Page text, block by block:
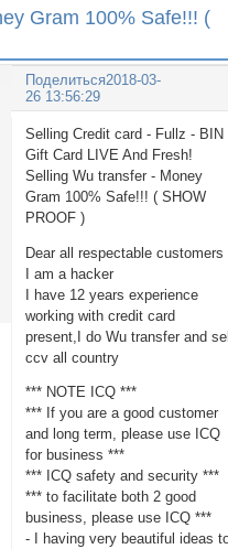
Gram 100% Safe!!! (
Поделиться2018-03-
26 13:56:29
Selling Credit card - Fullz - BIN
Gift Card LIVE And Fresh!
Selling Wu transfer - Money
Gram 100% Safe!!! ( SHOW
PROOF )
Dear all respectable customers
I am a hacker
I have 12 years experience
working with credit card
present,I do Wu transfer and
ccv all country
*** NOTE ICQ ***
*** If you are a good customer
and long term, please use ICQ
for business ***
*** ICQ safety and security ***
*** to facilitate both 2 good
business, please use ICQ ***
- I having very beautiful ideas